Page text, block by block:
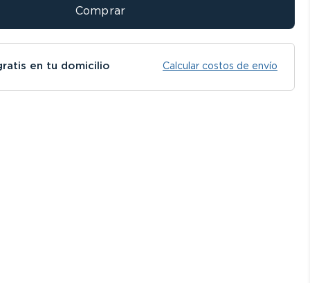
Comprar
en tu domicilio Calcular costos de envío